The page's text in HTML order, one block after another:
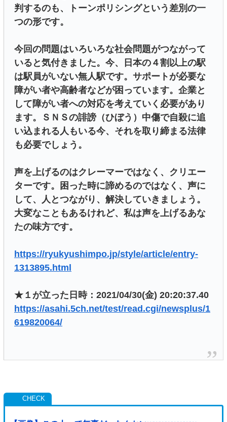
判するのも、トーンポリシングという差別の一
つの形です。
今回の問題はいろいろな社会問題がつながって
いると気付きました。今、日本の４割以上の駅
は駅員がいない無人駅です。サポートが必要な
障がい者や高齢者などが困っています。企業と
して障がい者への対応を考えていく必要があり
ます。ＳＮＳの誹謗（ひぼう）中傷で自殺に追
い込まれる人もいる今、それを取り締まる法律
も必要でしょう。
声を上げるのはクレーマーではなく、クリエー
ターです。困った時に諦めるのではなく、声に
して、人とつながり、解決していきましょう。
大変なこともあるけれど、私は声を上げるあな
たの味方です。
https://ryukyushimpo.jp/style/article/entry-
1313895.html
★１が立った日時：2021/04/30(金) 20:20:37.40
https://asahi.5ch.net/test/read.cgi/newsplus/1
619820064/